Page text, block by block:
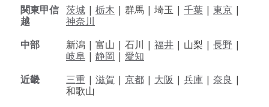
関東甲信
越
茨城 | 栃木 | 群馬 | 埼玉 | 千葉 | 東京 |
神奈川
中部
新潟 | 富山 | 石川 | 福井 | 山梨 | 長野 |
岐阜 | 静岡 | 愛知
近畿
三重 | 滋賀 | 京都 | 大阪 | 兵庫 | 奈良 |
和歌山